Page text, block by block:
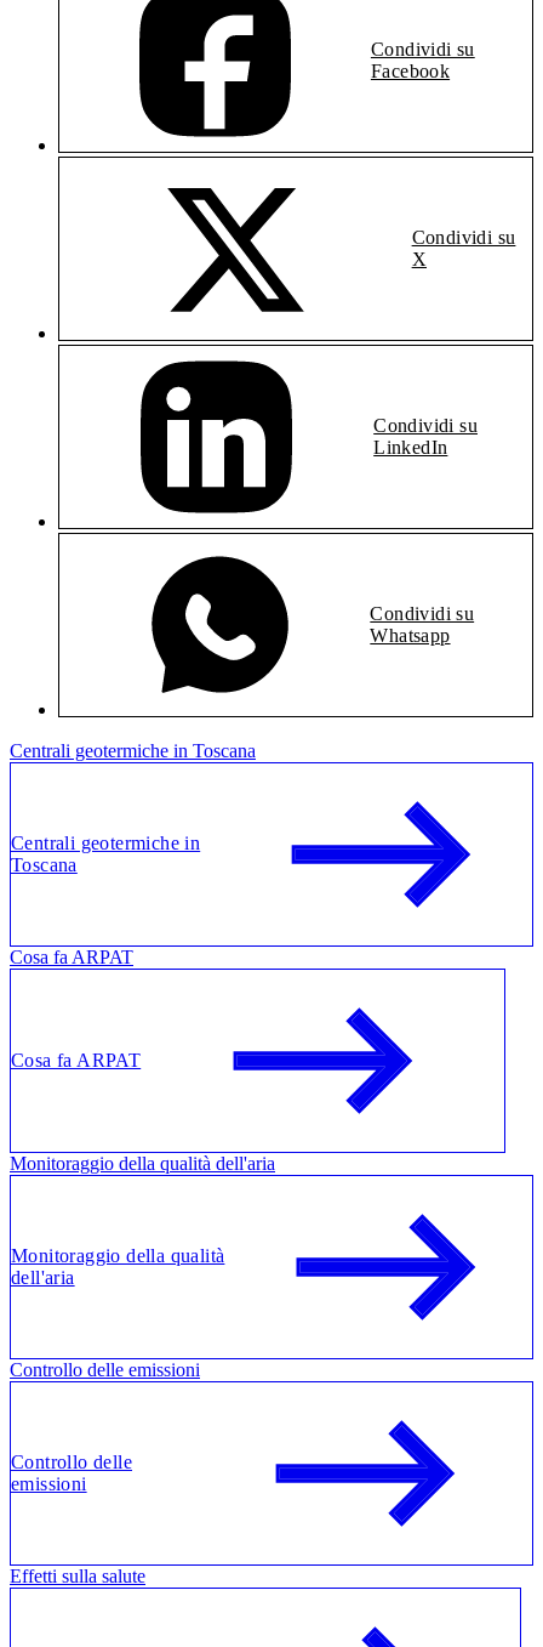
Condividi su
Facebook
Condividi su
X
Condividi su
LinkedIn
Condividi su
Whatsapp
Centrali geotermiche in Toscana
Centrali geotermiche in
Toscana
Cosa fa ARPAT
Cosa fa ARPAT
Monitoraggio della qualità dell'aria
Monitoraggio della qualità
dell'aria
Controllo delle emissioni
Controllo delle
emissioni
Effetti sulla salute